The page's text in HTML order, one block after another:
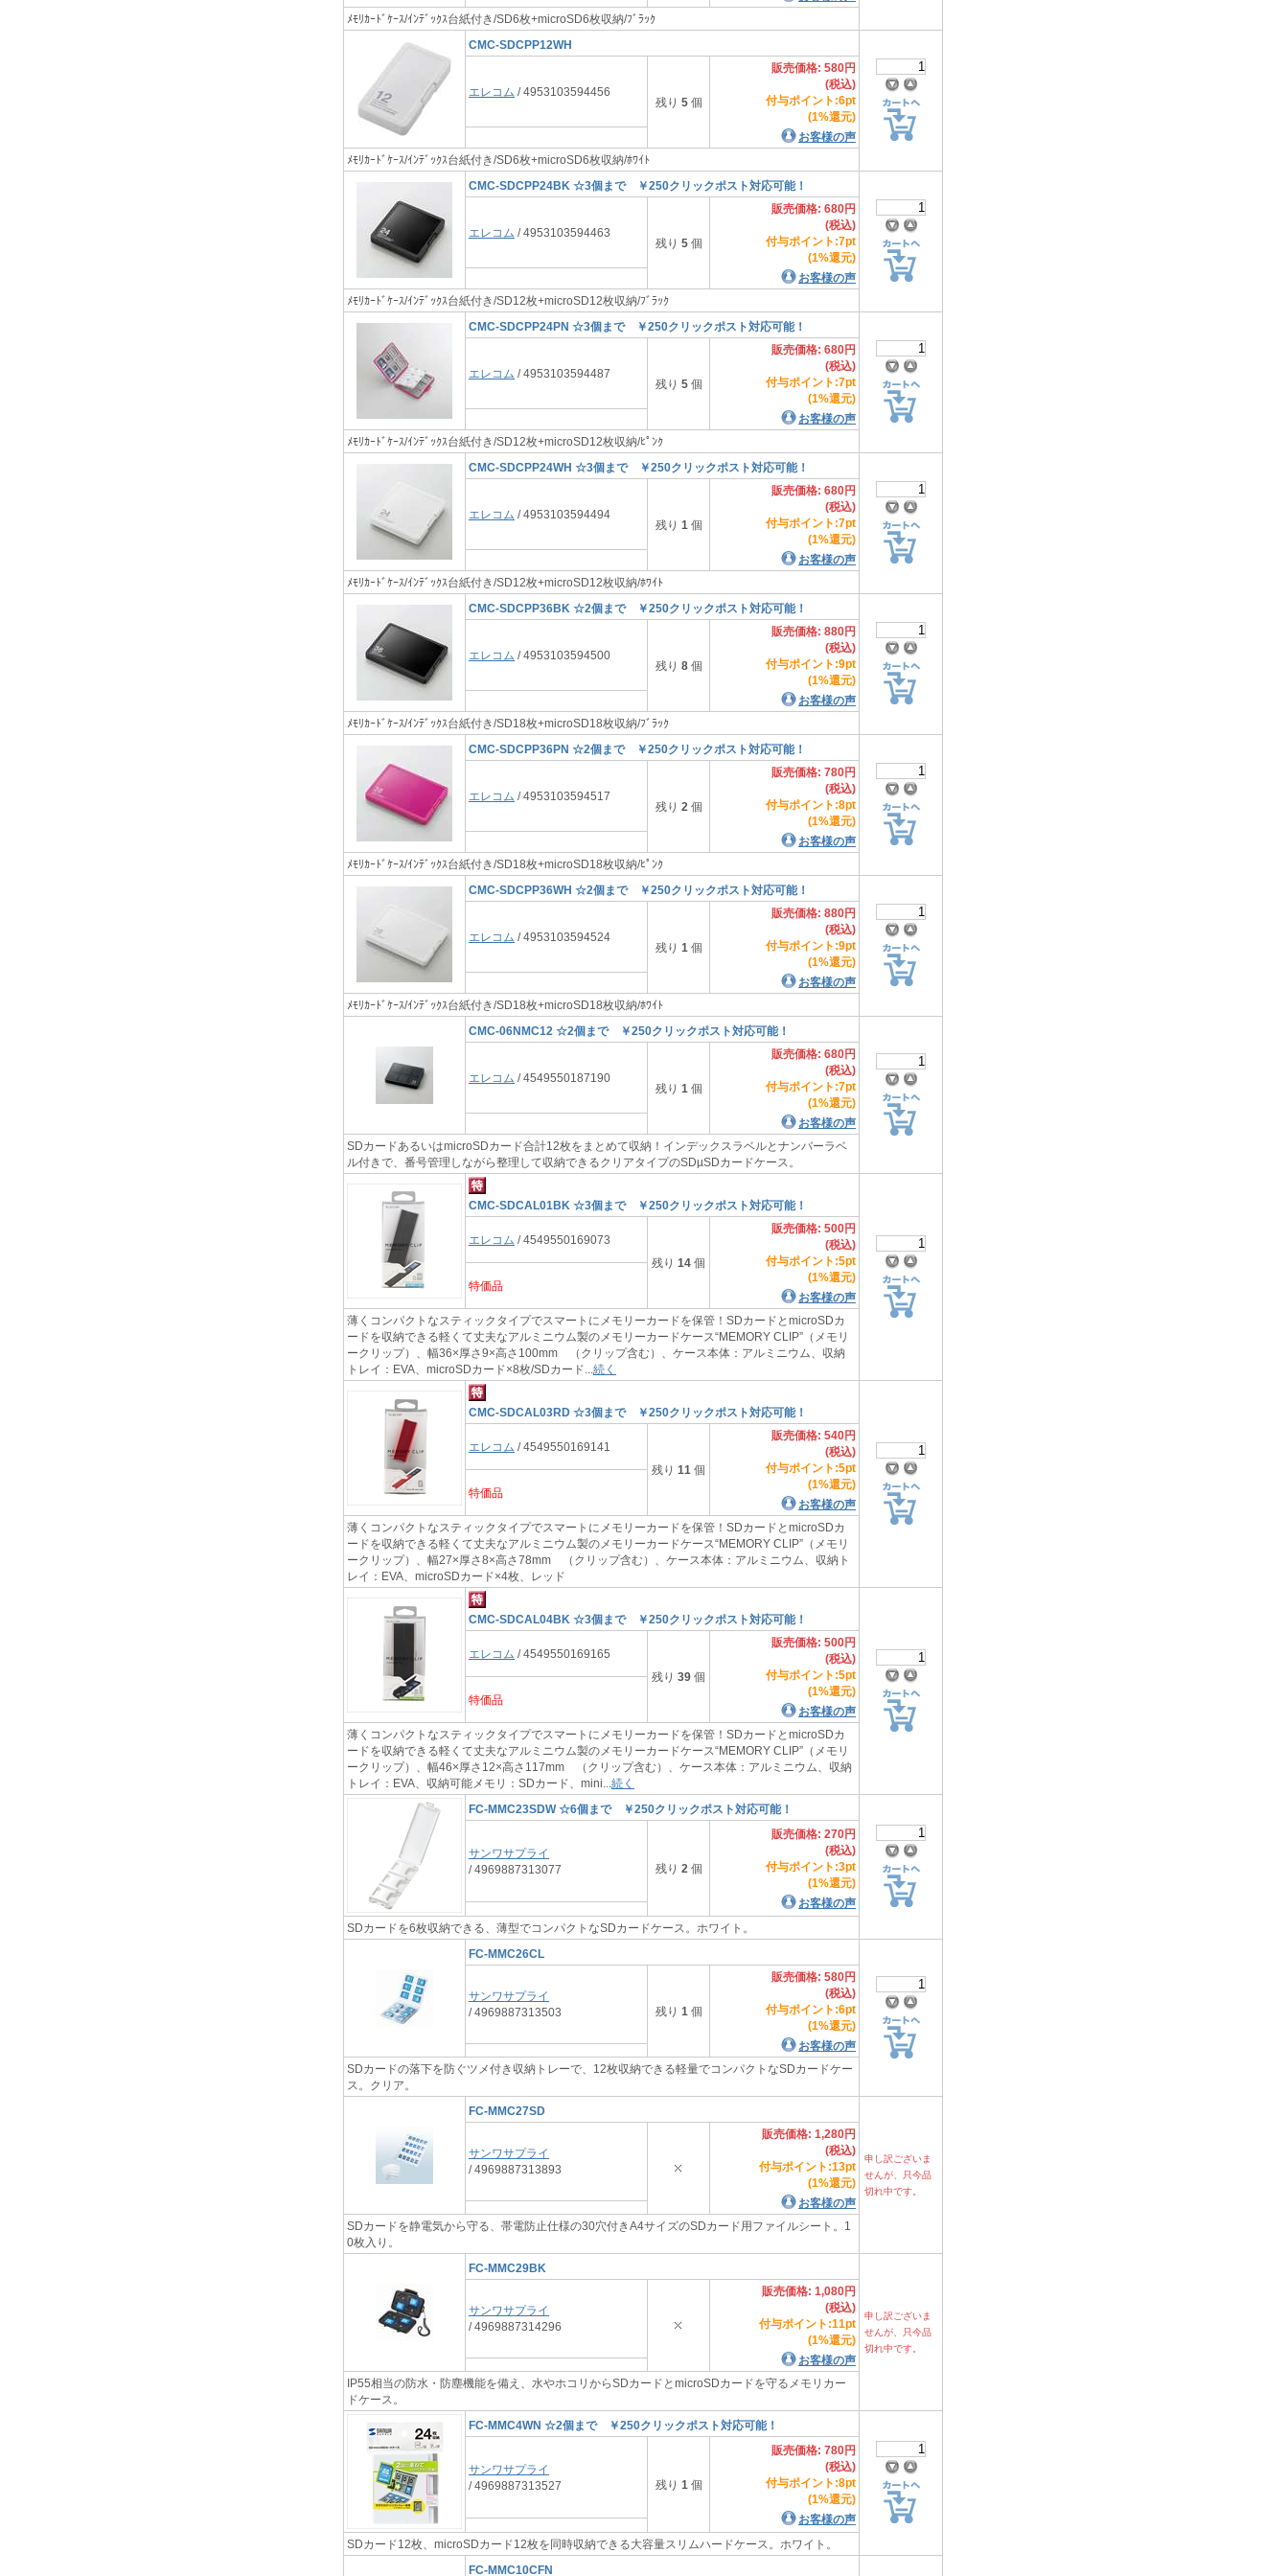
ﾒﾓﾘｶｰﾄﾞｹｰｽ/ｲﾝﾃﾞｯｸｽ台紙付き/SD6枚+microSD6枚収納/ﾌﾞﾗｯｸ
CMC-SDCPP12WH
エレコム / 4953103594456
残り 5個
販売価格: 580円
(税込)
付与ポイント:6pt
(1%還元)
お客様の声
ﾒﾓﾘｶｰﾄﾞｹｰｽ/ｲﾝﾃﾞｯｸｽ台紙付き/SD6枚+microSD6枚収納/ﾎﾜｲﾄ
CMC-SDCPP24BK ☆3個まで ￥250クリックポスト対応可能！
エレコム / 4953103594463
残り 5個
販売価格: 680円
(税込)
付与ポイント:7pt
(1%還元)
お客様の声
ﾒﾓﾘｶｰﾄﾞｹｰｽ/ｲﾝﾃﾞｯｸｽ台紙付き/SD12枚+microSD12枚収納/ﾌﾞﾗｯｸ
CMC-SDCPP24PN ☆3個まで ￥250クリックポスト対応可能！
エレコム / 4953103594487
残り 5個
販売価格: 680円
(税込)
付与ポイント:7pt
(1%還元)
お客様の声
ﾒﾓﾘｶｰﾄﾞｹｰｽ/ｲﾝﾃﾞｯｸｽ台紙付き/SD12枚+microSD12枚収納/ﾋﾟﾝｸ
CMC-SDCPP24WH ☆3個まで ￥250クリックポスト対応可能！
エレコム / 4953103594494
残り 1 個
販売価格: 680円
(税込)
付与ポイント:7pt
(1%還元)
お客様の声
ﾒﾓﾘｶｰﾄﾞｹｰｽ/ｲﾝﾃﾞｯｸｽ台紙付き/SD12枚+microSD12枚収納/ﾎﾜｲﾄ
CMC-SDCPP36BK ☆2個まで ￥250クリックポスト対応可能！
エレコム / 4953103594500
残り 8個
販売価格: 880円
(税込)
付与ポイント:9pt
(1%還元)
お客様の声
ﾒﾓﾘｶｰﾄﾞｹｰｽ/ｲﾝﾃﾞｯｸｽ台紙付き/SD18枚+microSD18枚収納/ﾌﾞﾗｯｸ
CMC-SDCPP36PN ☆2個まで ￥250クリックポスト対応可能！
エレコム / 4953103594517
残り 2 個
販売価格: 780円
(税込)
付与ポイント:8pt
(1%還元)
お客様の声
ﾒﾓﾘｶｰﾄﾞｹｰｽ/ｲﾝﾃﾞｯｸｽ台紙付き/SD18枚+microSD18枚収納/ﾋﾟﾝｸ
CMC-SDCPP36WH ☆2個まで ￥250クリックポスト対応可能！
エレコム / 4953103594524
残り 1 個
販売価格: 880円
(税込)
付与ポイント:9pt
(1%還元)
お客様の声
ﾒﾓﾘｶｰﾄﾞｹｰｽ/ｲﾝﾃﾞｯｸｽ台紙付き/SD18枚+microSD18枚収納/ﾎﾜｲﾄ
CMC-06NMC12 ☆2個まで ￥250クリックポスト対応可能！
エレコム / 4549550187190
残り 1 個
販売価格: 680円
(税込)
付与ポイント:7pt
(1%還元)
お客様の声
SDカードあるいはmicroSDカード合計12枚をまとめて収納！インデックスラベルとナンバーラベ
ル付きで、番号管理しながら整理して収納できるクリアタイプのSDµSDカードケース。
CMC-SDCAL01BK ☆3個まで ￥250クリックポスト対応可能！
エレコム / 4549550169073
残り 14 個
販売価格: 500円
(税込)
付与ポイント:5pt
(1%還元)
お客様の声
特価品
薄くコンパクトなスティックタイプでスマートにメモリーカードを保管！SDカードとmicroSDカ
ードを収納できる軽くて丈夫なアルミニウム製のメモリーカードケース“MEMORY CLIP”（メモリ
ークリップ）、幅36×厚さ9×高さ100mm （クリップ含む）、ケース本体：アルミニウム、収納
トレイ：EVA、microSDカード×8枚/SDカード... 続く
CMC-SDCAL03RD ☆3個まで ￥250クリックポスト対応可能！
エレコム / 4549550169141
残り 11 個
販売価格: 540円
(税込)
付与ポイント:5pt
(1%還元)
お客様の声
特価品
薄くコンパクトなスティックタイプでスマートにメモリーカードを保管！SDカードとmicroSDカ
ードを収納できる軽くて丈夫なアルミニウム製のメモリーカードケース“MEMORY CLIP”（メモリ
ークリップ）、幅27×厚さ8×高さ78mm （クリップ含む）、ケース本体：アルミニウム、収納ト
レイ：EVA、microSDカード×4枚、レッド
CMC-SDCAL04BK ☆3個まで ￥250クリックポスト対応可能！
エレコム / 4549550169165
残り 39 個
販売価格: 500円
(税込)
付与ポイント:5pt
(1%還元)
お客様の声
特価品
薄くコンパクトなスティックタイプでスマートにメモリーカードを保管！SDカードとmicroSDカ
ードを収納できる軽くて丈夫なアルミニウム製のメモリーカードケース“MEMORY CLIP”（メモリ
ークリップ）、幅46×厚さ12×高さ117mm （クリップ含む）、ケース本体：アルミニウム、収納
トレイ：EVA、収納可能メモリ：SDカード、mini... 続く
FC-MMC23SDW ☆6個まで ￥250クリックポスト対応可能！
サンワサプライ
/ 4969887313077
残り 2 個
販売価格: 270円
(税込)
付与ポイント:3pt
(1%還元)
お客様の声
SDカードを6枚収納できる、薄型でコンパクトなSDカードケース。ホワイト。
FC-MMC26CL
サンワサプライ
/ 4969887313503
残り 1 個
販売価格: 580円
(税込)
付与ポイント:6pt
(1%還元)
お客様の声
SDカードの落下を防ぐツメ付き収納トレーで、12枚収納できる軽量でコンパクトなSDカードケー
ス。クリア。
申し訳ございま
せんが、只今品
切れ中です。
FC-MMC27SD
サンワサプライ
/ 4969887313893
販売価格: 1,280円
(税込)
付与ポイント:13pt
(1%還元)
お客様の声
SDカードを静電気から守る、帯電防止仕様の30穴付きA4サイズのSDカード用ファイルシート。1
0枚入り。
申し訳ございま
せんが、只今品
切れ中です。
FC-MMC29BK
サンワサプライ
/ 4969887314296
販売価格: 1,080円
(税込)
付与ポイント:11pt
(1%還元)
お客様の声
IP55相当の防水・防塵機能を備え、水やホコリからSDカードとmicroSDカードを守るメモリカー
ドケース。
FC-MMC4WN ☆2個まで ￥250クリックポスト対応可能！
サンワサプライ
/ 4969887313527
残り 1 個
販売価格: 780円
(税込)
付与ポイント:8pt
(1%還元)
お客様の声
SDカード12枚、microSDカード12枚を同時収納できる大容量スリムハードケース。ホワイト。
FC-MMC10CFN